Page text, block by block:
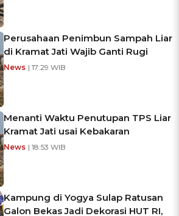
Perusahaan Penimbun Sampah Liar
di Kramat Jati Wajib Ganti Rugi
News | 17:29 WIB
Menanti Waktu Penutupan TPS Liar
Kramat Jati usai Kebakaran
News | 18:53 WIB
Kampung di Yogya Sulap Ratusan
Galon Bekas Jadi Dekorasi HUT RI,